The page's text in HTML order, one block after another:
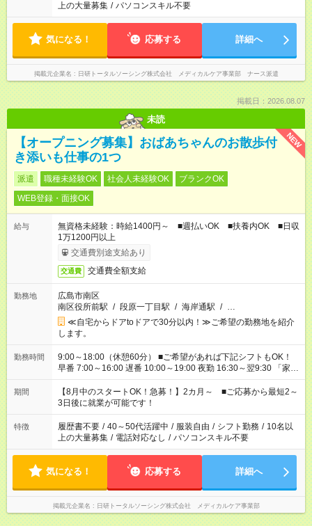
上の大量募集 / パソコンスキル不要
気になる！ 応募する 詳細へ
掲載元企業名 日研トータルソーシング株式会社 メディカルケア事業部 ナース派遣
掲載日：2026.08.07
未読
NEW
【オープニング募集】おばあちゃんのお散歩付
き添いも仕事の1つ
派遣 職種未経験OK 社会人未経験OK
ブランクOK
WEB登録・面接OK
給与
無資格未経験：時給1400円～ ■週払いOK ■扶養内OK ■日収
1万1200円以上
交通費別途支給あり
交通費 交通費全額支給
勤務地
広島市南区
南区役所前駅 / 段原一丁目駅 / 海岸通駅 / …
≪自宅からドアtoドアで30分以内！≫ご希望の勤務地を紹介
します。
勤務時間
9:00～18:00（休憩60分） ■ご希望があれば下記シフトもOK！
早番 7:00～16:00 遅番 10:00～19:00 夜勤 16:30～翌9:30 「家族
と休みを合わせたい」 「余裕を持って夕飯の準備がしたい」
「できれば残業はしたくない」 など、ご希望を教えてください
ね。 ※Wワーク希望の方へ 今ご覧のお仕事で希望する勤務時間
と、もう1つのお仕事の勤務時間。 合計で週40時間を超える場
合は応募できません。
期間
【8月中のスタートOK！急募！】2カ月～ ■ご応募から最短2～
3日後に就業が可能です！
特徴 履歴書不要 / 40～50代活躍中 / 服装自由 / シフト勤務 / 10名以
上の大量募集 / 電話対応なし / パソコンスキル不要
気になる！ 応募する 詳細へ
掲載元企業名 日研トータルソーシング株式会社 メディカルケア事業部